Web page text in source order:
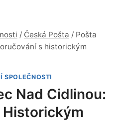
/ Česká Pošta / Pošta
s historickým
SPOLEČNOSTI
Nad Cidlinou:
Historickým